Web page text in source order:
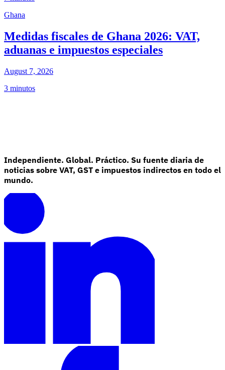
Ghana
Medidas fiscales de Ghana 2026: VAT,
aduanas e impuestos especiales
August 7, 2026
3 minutos
Independiente. Global. Práctico. Su fuente diaria de
noticias sobre VAT, GST e impuestos indirectos en todo el
mundo.